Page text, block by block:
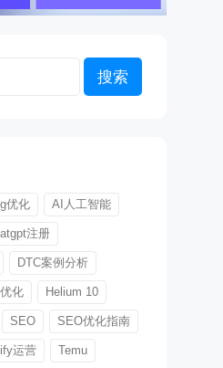
优化 AI人工智能
注册
DTC案例分析
化 Helium 10
SEO SEO优化指南
运营 Temu